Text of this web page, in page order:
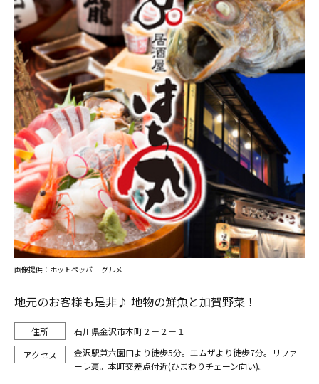
地元のお客様も是非♪ 地物の鮮魚と加賀野菜！
石川県金沢市本町２－２－１
金沢駅兼六園口より徒歩5分。エムザより徒歩7分。リファ
ーレ裏。本町交差点付近(ひまわりチェーン向い)。
画像提供：ホットペッパー グルメ